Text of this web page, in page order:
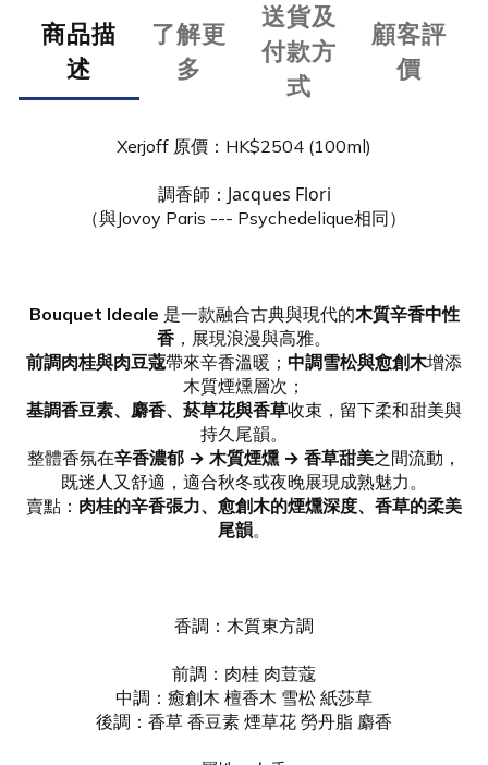
商品描
述
了解更
多
送貨及
付款方
式
顧客評
價
Xerjoff 原價：HK$2504 (100ml)
調香師： Jacques Flori
（與Jovoy Paris --- Psychedelique相同）
Bouquet Ideale 是一款融合古典與現代的木質辛香中性
香 ，展現浪漫與高雅。
前調肉桂與肉豆蔻帶來辛香溫暖； 中調雪松與愈創木增添
木質煙燻層次；
基調香豆素、麝香、菸草花與香草收束，留下柔和甜美與
持久尾韻。
整體香氛在辛香濃郁 → 木質煙燻 → 香草甜美之間流動，
既迷人又舒適，適合秋冬或夜晚展現成熟魅力。
賣點： 肉桂的辛香張力、愈創木的煙燻深度、香草的柔美
尾韻。
香調：木質東方調
前調：肉桂 肉荳蔻
中調：癒創木 檀香木 雪松 紙莎草
後調：香草 香豆素 煙草花 勞丹脂 麝香